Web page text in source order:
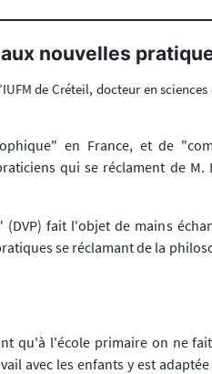
nouvelles
de Créteil, docteur en sciences
en France, et de
qui se réclament de M.
fait l'objet de mains
se réclamant de la
qu'à l'école primaire on ne
avec les enfants y est